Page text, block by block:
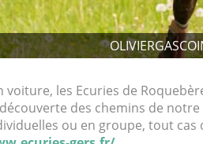
voiture, les Ecuries de
des chemins de
ou en groupe, tout